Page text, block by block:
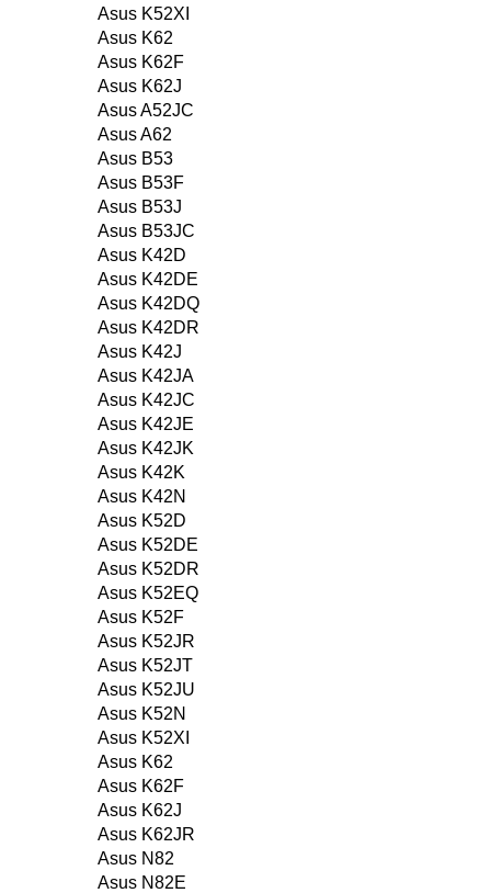
Asus K52XI
Asus K62
Asus K62F
Asus K62J
Asus A52JC
Asus A62
Asus B53
Asus B53F
Asus B53J
Asus B53JC
Asus K42D
Asus K42DE
Asus K42DQ
Asus K42DR
Asus K42J
Asus K42JA
Asus K42JC
Asus K42JE
Asus K42JK
Asus K42K
Asus K42N
Asus K52D
Asus K52DE
Asus K52DR
Asus K52EQ
Asus K52F
Asus K52JR
Asus K52JT
Asus K52JU
Asus K52N
Asus K52XI
Asus K62
Asus K62F
Asus K62J
Asus K62JR
Asus N82
Asus N82E